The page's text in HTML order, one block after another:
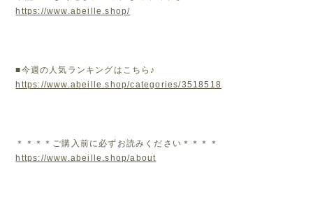
https://www.abeille.shop/
■今週の人気ランキングはこちら♪
https://www.abeille.shop/categories/3518518
＊＊＊＊ご購入前に必ずお読みください＊＊＊＊
https://www.abeille.shop/about